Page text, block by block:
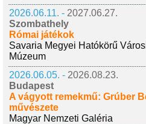
2026.06.11. - 2027.06.27.
Szombathely
Római játékok
Savaria Megyei Hatókörű
Múzeum
2026.06.05. - 2026.08.23.
Budapest
A vágyott remekmű: Grúber
művészete
Magyar Nemzeti Galéria